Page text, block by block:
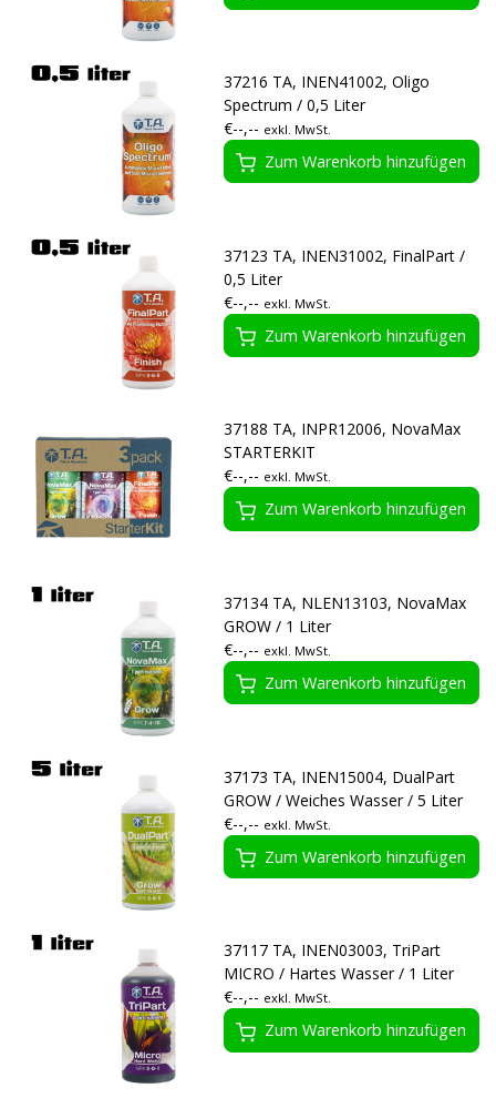
37216 TA, INEN41002, Oligo
Spectrum / 0,5 Liter
€--,-- exkl. MwSt.
Zum Warenkorb hinzufügen
37123 TA, INEN31002, FinalPart /
0,5 Liter
€--,-- exkl. MwSt.
Zum Warenkorb hinzufügen
37188 TA, INPR12006, NovaMax
STARTERKIT
€--,-- exkl. MwSt.
Zum Warenkorb hinzufügen
37134 TA, NLEN13103, NovaMax
GROW / 1 Liter
€--,-- exkl. MwSt.
Zum Warenkorb hinzufügen
37173 TA, INEN15004, DualPart
GROW / Weiches Wasser / 5 Liter
€--,-- exkl. MwSt.
Zum Warenkorb hinzufügen
37117 TA, INEN03003, TriPart
MICRO / Hartes Wasser / 1 Liter
€--,-- exkl. MwSt.
Zum Warenkorb hinzufügen